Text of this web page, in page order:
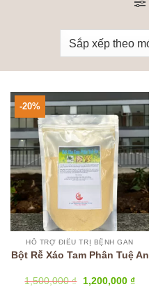
-20%
HỖ TRỢ ĐIỀU TRỊ BỆNH GAN
Bột Rễ Xáo Tam Phân Tuệ An
1,500,000₫
Giá
1,200,000 ₫Giá